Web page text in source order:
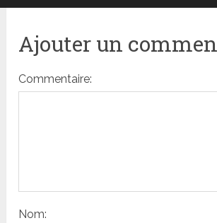
Ajouter un
Commentaire:
Nom: